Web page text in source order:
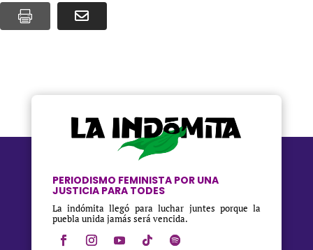
PERIODISMO FEMINISTA POR UNA
JUSTICIA PARA TODES
La indómita llegó para luchar juntes porque la
puebla unida jamás será vencida.